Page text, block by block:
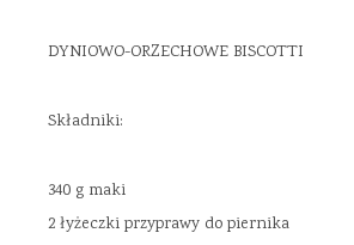
DYNIOWO-ORZECHOWE BISCOTTI
Składniki:
340 g maki
2 łyżeczki przyprawy do piernika